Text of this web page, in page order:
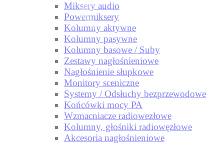
Miksery audio
Powermiksery
Kolumny aktywne
Kolumny pasywne
Kolumny basowe / Suby
Zestawy nagłośnieniowe
Nagłośnienie słupkowe
Monitory sceniczne
Systemy / Odsłuchy bezprzewodowe
Końcówki mocy PA
Wzmacniacze radiowezłowe
Kolumny, głośniki radiowęzłowe
Akcesoria nagłośnieniowe